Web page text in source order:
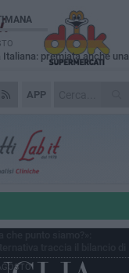
APP
premiata anche una
litorale di Giovinazzo,
di Stelle 2026": tra il
comicità di Uccio De Santis
a Giovinazzo apre la